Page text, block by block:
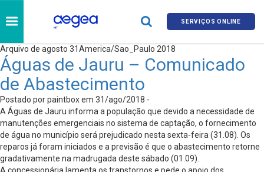
SERVIÇOS ONLINE
Arquivo de agosto 31America/Sao_Paulo 2018
Águas de Jauru – Comunicado
de Abastecimento
Postado por paintbox em 31/ago/2018 -
A Águas de Jauru informa a população que devido a necessidade de
manutenções emergenciais no sistema de captação, o fornecimento
de água no município será prejudicado nesta sexta-feira (31.08). Os
reparos já foram iniciados e a previsão é que o abastecimento retorne
gradativamente na madrugada deste sábado (01.09).